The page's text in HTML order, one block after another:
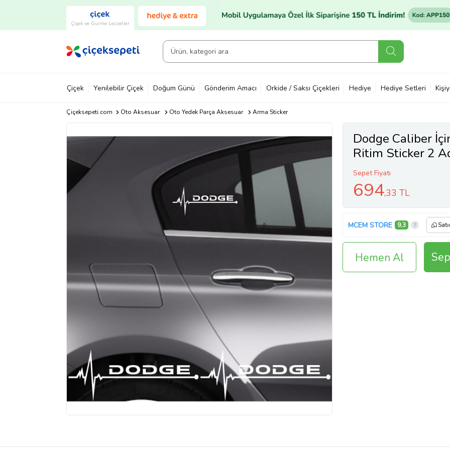
Çiçek ve Gurme Lezzetler
Çiçek Yenilebilir Çiçek Doğum Günü Gönderim Amacı Orkide / Saksı Çiçekleri Hediye Hediye Setleri
Çiçeksepeti.com Oto Aksesuar Oto Yedek Parça Aksesuar Arma Sticker
Dodge Caliber
Ritim Sticker 2
Sepet Fiyatı
694,33 TL
MCEM STORE 9,3
Hemen Al